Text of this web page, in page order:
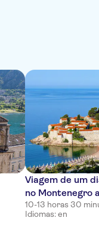
Viagem de um
no Montenegro
Shkodra
10-13 horas 30
Idiomas: en